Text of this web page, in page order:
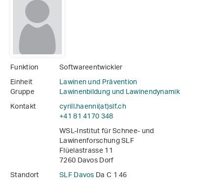
Funktion
Softwareentwickler
Einheit
Lawinen und Prävention
Gruppe
Lawinenbildung und Lawinendynamik
Kontakt
cyrill.haenni(at)slf.ch
+41 81 4170 348
WSL-Institut für Schnee- und
Lawinenforschung SLF
Flüelastrasse 11
7260 Davos Dorf
Standort
SLF DavosDa C 1 46